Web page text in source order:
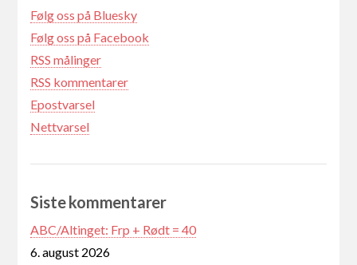
Følg oss på Bluesky
Følg oss på Facebook
RSS målinger
RSS kommentarer
Epostvarsel
Nettvarsel
Siste kommentarer
ABC/Altinget: Frp + Rødt = 40
6. august 2026